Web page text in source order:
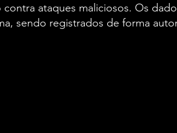
ataques maliciosos. Os
sendo registrados de forma